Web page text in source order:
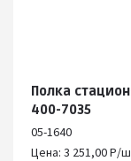
Полка
400-7035
05-1640
Цена: 3 251,00 Р/